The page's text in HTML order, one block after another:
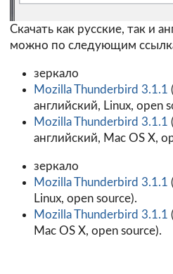
Скачать как русские, так и
можно по следующим
зеркало
Mozilla Thunderbird 3.1.1
английский, Linux, open
Mozilla Thunderbird 3.1.1
английский, Mac OS X,
зеркало
Mozilla Thunderbird 3.1.1
Linux, open source).
Mozilla Thunderbird 3.1.1
Mac OS X, open source).